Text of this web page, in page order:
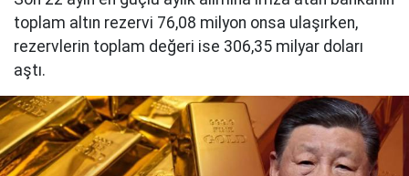
toplam altın rezervi 76,08 milyon onsa ulaşırken,
rezervlerin toplam değeri ise 306,35 milyar doları
aştı.